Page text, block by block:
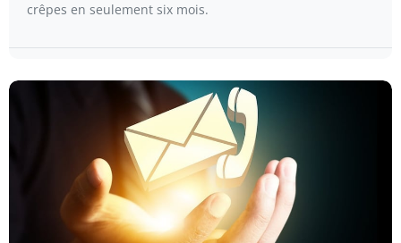
crêpes en seulement six mois.